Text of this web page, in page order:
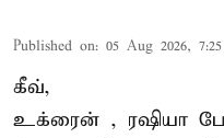
Published on: 05 Aug 2026,
கீவ்,
உக்ரைன் , ரஷியா